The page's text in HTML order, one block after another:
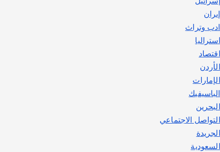
إيران
ادب وتراث
استراليا
اقتصاد
الأردن
الإمارات
الباسيفيك
البحرين
التواصل الاجتماعي
الجريدة
السعودية